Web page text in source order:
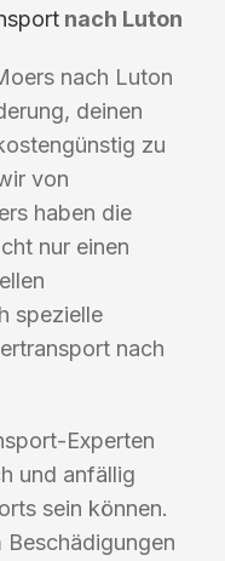
nach Luton
nach Luton
deinen
zu
von
haben die
nur einen
spezielle
nach
Experten
und anfällig
sein können.
Beschädigungen